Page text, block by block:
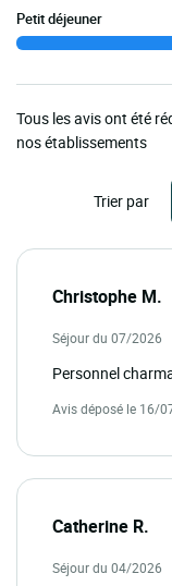
Petit déjeuner
Tous les avis ont été
nos établissements
Trier par
Christophe M.
Séjour du 07/2026
Personnel
Avis déposé le 16/
Catherine R.
Séjour du 04/2026